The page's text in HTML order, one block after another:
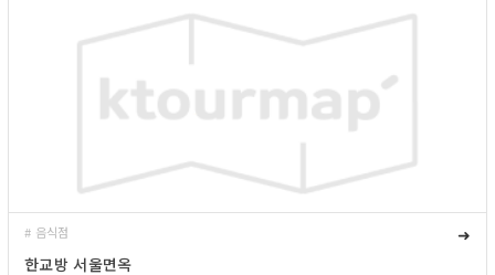
# 음식점
➜
한교방 서울면옥